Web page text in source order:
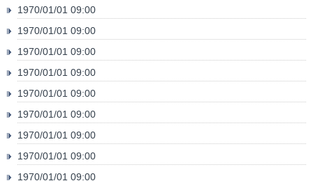
1970/01/01 09:00
1970/01/01 09:00
1970/01/01 09:00
1970/01/01 09:00
1970/01/01 09:00
1970/01/01 09:00
1970/01/01 09:00
1970/01/01 09:00
1970/01/01 09:00